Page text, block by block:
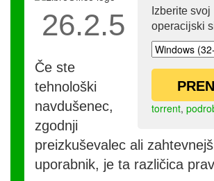
Izberite svoj
operacijski
torrent,
26.2.5
Če ste
tehnološki
navdušenec,
zgodnji
preizkuševalec ali
uporabnik, je ta različica